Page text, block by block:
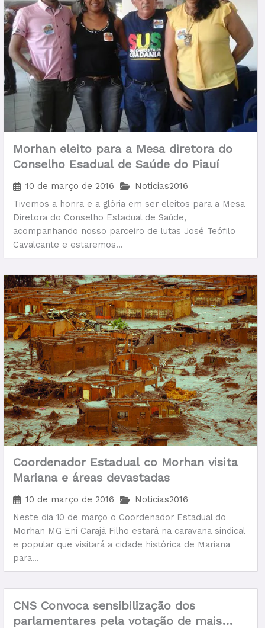
Morhan eleito para a Mesa diretora do
Conselho Esadual de Saúde do Piauí
10 de março de 2016
Noticias2016
Tivemos a honra e a glória em ser eleitos para a Mesa
Diretora do Conselho Estadual de Saúde,
acompanhando nosso parceiro de lutas José Teófilo
Cavalcante e estaremos...
Coordenador Estadual co Morhan visita
Mariana e áreas devastadas
10 de março de 2016
Noticias2016
Neste dia 10 de março o Coordenador Estadual do
Morhan MG Eni Carajá Filho estará na caravana sindical
e popular que visitará a cidade histórica de Mariana
para...
CNS Convoca sensibilização dos
parlamentares pela votação de mais